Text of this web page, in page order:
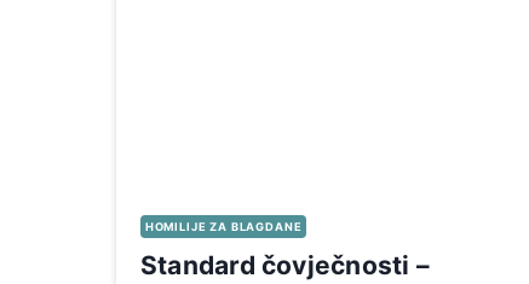
HOMILIJE ZA BLAGDANE
Standard čovječnosti –